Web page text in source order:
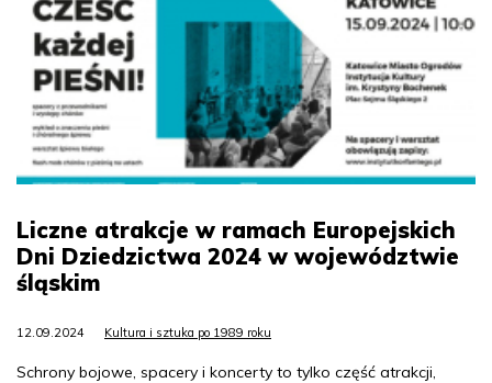
Liczne atrakcje w ramach Europejskich
Dni Dziedzictwa 2024 w województwie
śląskim
12.09.2024 Kultura i sztuka po 1989 roku
Schrony bojowe, spacery i koncerty to tylko część atrakcji,